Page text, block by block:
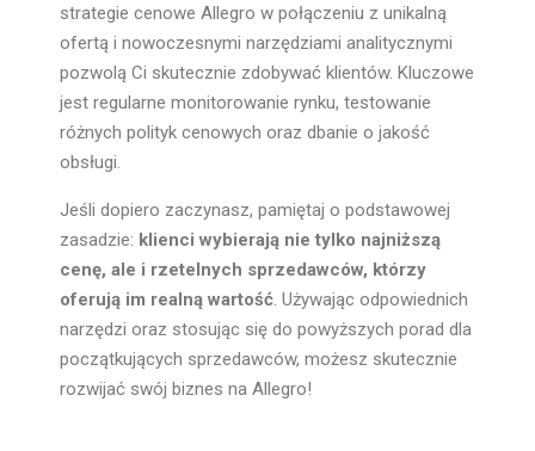
strategie cenowe Allegro w połączeniu z unikalną
ofertą i nowoczesnymi narzędziami analitycznymi
pozwolą Ci skutecznie zdobywać klientów. Kluczowe
jest regularne monitorowanie rynku, testowanie
różnych polityk cenowych oraz dbanie o jakość
obsługi.
Jeśli dopiero zaczynasz, pamiętaj o podstawowej
zasadzie: klienci wybierają nie tylko najniższą
cenę, ale i rzetelnych sprzedawców, którzy
oferują im realną wartość. Używając odpowiednich
narzędzi oraz stosując się do powyższych porad dla
początkujących sprzedawców, możesz skutecznie
rozwijać swój biznes na Allegro!